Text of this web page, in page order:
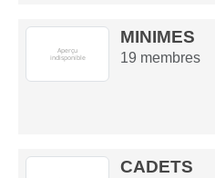
MINIMES
19 membres
CADETS